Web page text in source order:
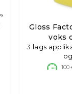
Gloss
voks
3 lags